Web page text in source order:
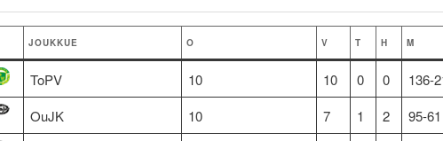
JOUKKUE O V T H M
ToPV 10 10 0 0
136-
OuJK
10 7 1 2
95-61